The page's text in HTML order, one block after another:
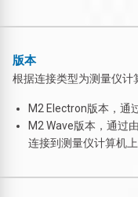
版本
根据连接类型为测量仪计
M2 Electron版本，通
M2 Wave版本，通过
连接到测量仪计算机